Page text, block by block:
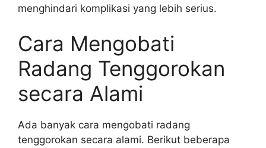
menghindari komplikasi yang lebih serius.
Cara Mengobati
Radang Tenggorokan
secara Alami
Ada banyak cara mengobati radang
tenggorokan secara alami. Berikut beberapa